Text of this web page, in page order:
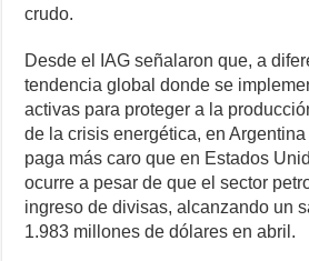
crudo.
Desde el IAG señalaron que, a
tendencia global donde se
activas para proteger a la
de la crisis energética, en
paga más caro que en Estados
ocurre a pesar de que el sector
ingreso de divisas, alcanzando un
1.983 millones de dólares en abril.